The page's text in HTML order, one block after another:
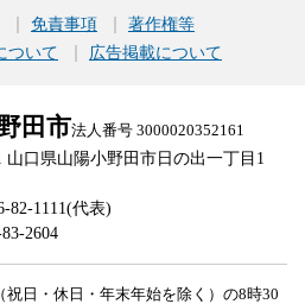
免責事項
著作権等
ついて
広告掲載について
田市法人番号 3000020352161
山口県山陽小野田市日の出一丁目1
82-1111(代表)
2604
日・休日・年末年始を除く）の8時30